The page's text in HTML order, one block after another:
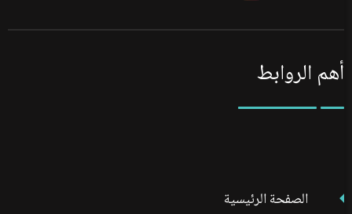
فيسبوكتويتر انستجرام
أهم الروابط
الصفحة الرئيسية